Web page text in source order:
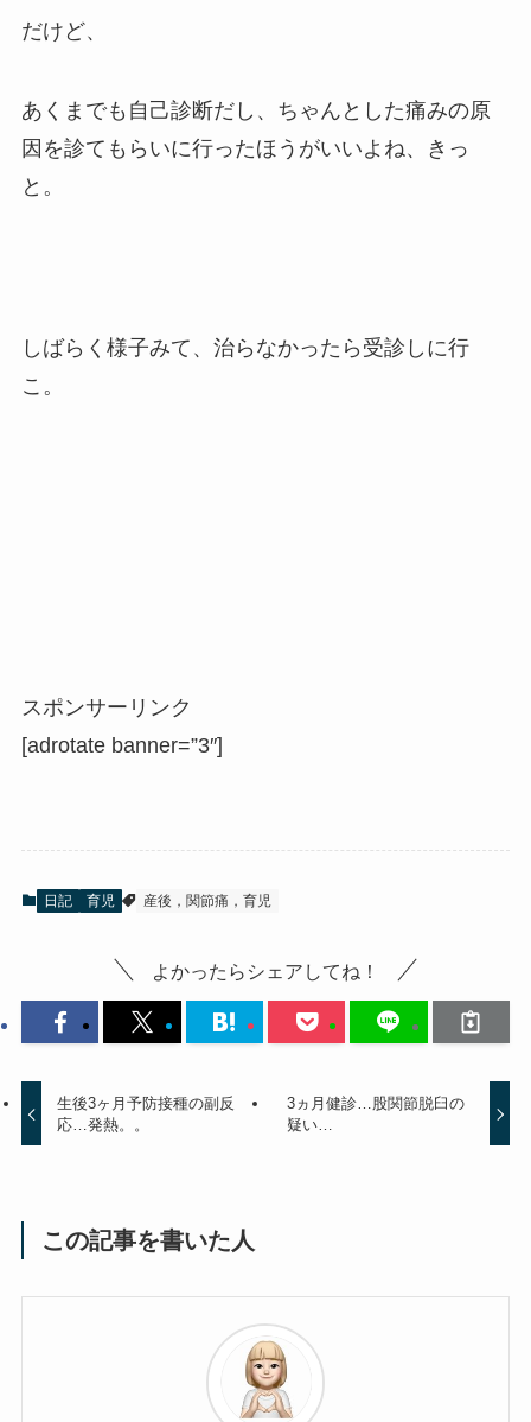
だけど、
あくまでも自己診断だし、ちゃんとした痛みの原
因を診てもらいに行ったほうがいいよね、きっ
と。
しばらく様子みて、治らなかったら受診しに行
こ。
スポンサーリンク
[adrotate banner=”3″]
日記 育児 産後，関節痛，育児
よかったらシェアしてね！
生後3ヶ月予防接種の副反
応…発熱。。
3ヵ月健診…股関節脱臼の
疑い…
この記事を書いた人